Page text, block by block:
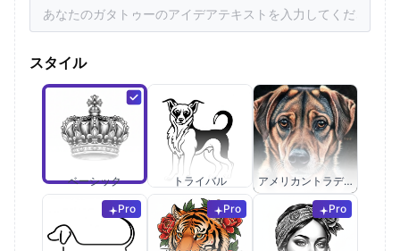
スタイル
ベーシック トライバル アメリカントラディショナル
Pro Pro Pro